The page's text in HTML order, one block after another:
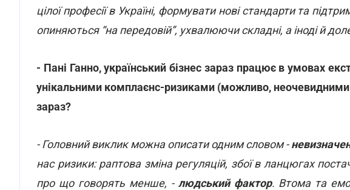
цілої професії в Україні, формувати нові стандарти та
опиняються “на передовій”, ухвалюючи складні, а іноді й
- Пані Ганно, український бізнес зараз працює в умовах
унікальними комплаєнс-ризиками (можливо, неочевидними
зараз?
- Головний виклик можна описати одним словом -
нас ризики: раптова зміна регуляцій, збої в ланцюгах
про що говорять менше, - людський фактор. Втома та